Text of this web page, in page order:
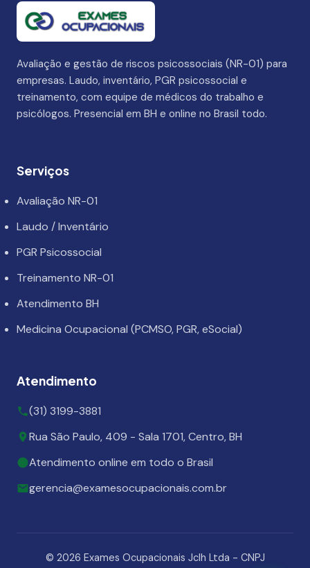
Avaliação e gestão de riscos psicossociais (NR-01) para
empresas. Laudo, inventário, PGR psicossocial e
treinamento, com equipe de médicos do trabalho e
psicólogos. Presencial em BH e online no Brasil todo.
Serviços
Avaliação NR-01
Laudo / Inventário
PGR Psicossocial
Treinamento NR-01
Atendimento BH
Medicina Ocupacional (PCMSO, PGR, eSocial)
Atendimento
(31) 3199-3881
Rua São Paulo, 409 - Sala 1701, Centro, BH
Atendimento online em todo o Brasil
gerencia@examesocupacionais.com.br
© 2026 Exames Ocupacionais Jclh Ltda - CNPJ